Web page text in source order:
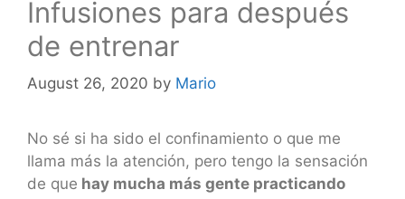
Infusiones para después
de entrenar
August 26, 2020 by Mario
No sé si ha sido el confinamiento o que me
llama más la atención, pero tengo la sensación
de que hay mucha más gente practicando